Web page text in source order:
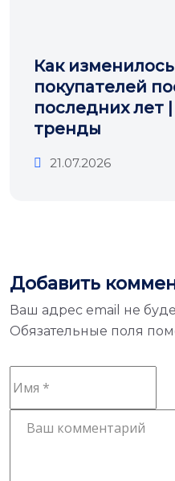
Как
покупателей
последних лет
тренды
21.07.2026
Добавить
Ваш адрес email не
Обязательные поля